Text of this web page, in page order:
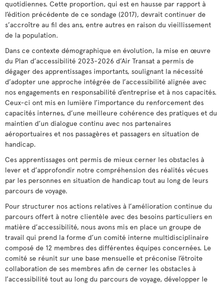
quotidiennes. Cette proportion, qui est en hausse par rapport à
l’édition précédente de ce sondage (2017), devrait continuer de
s’accroître au fil des ans, entre autres en raison du vieillissement
de la population.
Dans ce contexte démographique en évolution, la mise en œuvre
du Plan d’accessibilité 2023-2026 d’Air Transat a permis de
dégager des apprentissages importants, soulignant la nécessité
d’adopter une approche intégrée de l’accessibilité alignée avec
nos engagements en responsabilité d’entreprise et à nos capacités.
Ceux-ci ont mis en lumière l’importance du renforcement des
capacités internes, d’une meilleure cohérence des pratiques et du
maintien d’un dialogue continu avec nos partenaires
aéroportuaires et nos passagères et passagers en situation de
handicap.
Ces apprentissages ont permis de mieux cerner les obstacles à
lever et d’approfondir notre compréhension des réalités vécues
par les personnes en situation de handicap tout au long de leurs
parcours de voyage.
Pour structurer nos actions relatives à l’amélioration continue du
parcours offert à notre clientèle avec des besoins particuliers en
matière d’accessibilité, nous avons mis en place un groupe de
travail qui prend la forme d’un comité interne multidisciplinaire
composé de 12 membres des différentes équipes concernées. Le
comité se réunit sur une base mensuelle et préconise l’étroite
collaboration de ses membres afin de cerner les obstacles à
l’accessibilité tout au long du parcours de voyage, développer le